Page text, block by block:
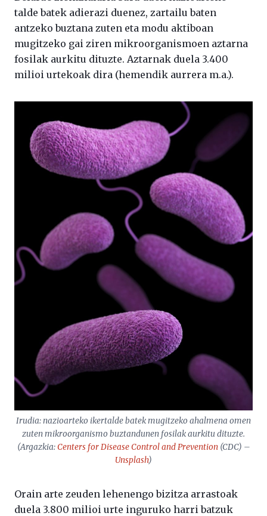
talde batek adierazi duenez, zartailu baten
antzeko buztana zuten eta modu aktiboan
mugitzeko gai ziren mikroorganismoen aztarna
fosilak aurkitu dituzte. Aztarnak duela 3.400
milioi urtekoak dira (hemendik aurrera m.a.).
Irudia: nazioarteko ikertalde batek mugitzeko ahalmena omen
zuten mikroorganismo buztandunen fosilak aurkitu dituzte.
(Argazkia:Centers for Disease Control and Prevention(CDC) –
Unsplash)
Orain arte zeuden lehenengo bizitza arrastoak
duela 3.800 milioi urte inguruko harri batzuk